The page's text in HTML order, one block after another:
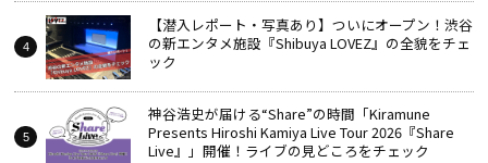
【潜入レポート・写真あり】ついにオープン！渋谷
の新エンタメ施設『Shibuya LOVEZ』の全貌をチェ
ック
神谷浩史が届ける“Share”の時間――「Kiramune
Presents Hiroshi Kamiya Live Tour 2026『Share
Live』」開催！ライブの見どころをチェック